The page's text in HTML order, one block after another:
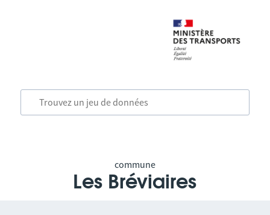
commune
Les Bréviaires